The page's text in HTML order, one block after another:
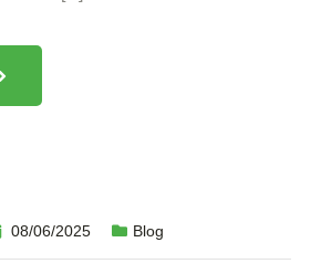
08/06/2025 Blog